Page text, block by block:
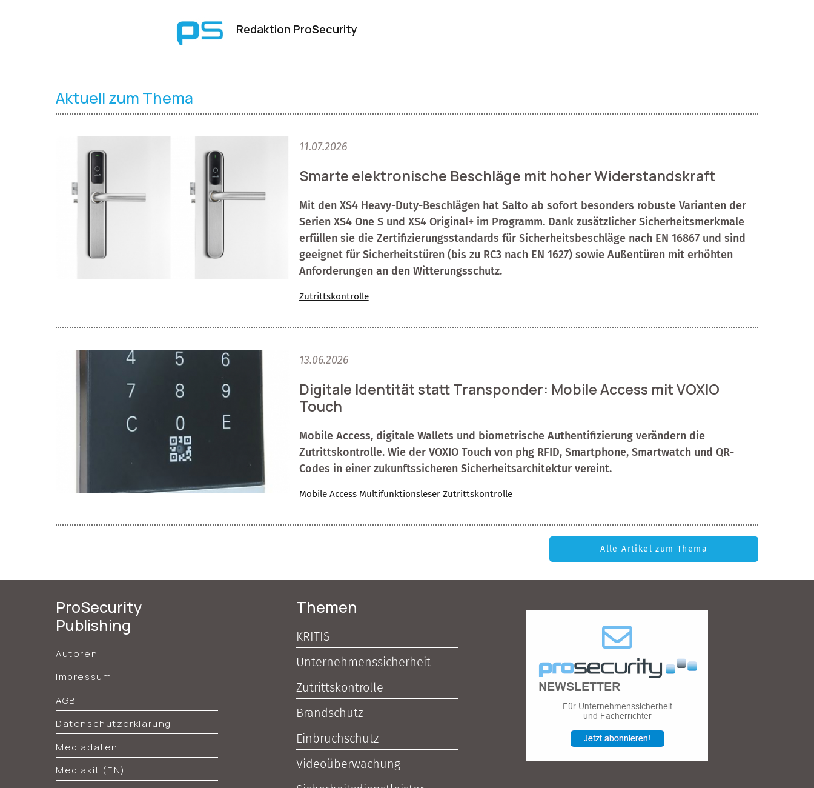
Redaktion ProSecurity
Aktuell zum Thema
11.07.2026
Smarte elektronische Beschläge mit hoher Widerstandskraft
Mit den XS4 Heavy-Duty-Beschlägen hat Salto ab sofort besonders robuste Varianten der
Serien XS4 One S und XS4 Original+ im Programm. Dank zusätzlicher Sicherheitsmerkmale
erfüllen sie die Zertifizierungsstandards für Sicherheitsbeschläge nach EN 16867 und sind
geeignet für Sicherheitstüren (bis zu RC3 nach EN 1627) sowie Außentüren mit erhöhten
Anforderungen an den Witterungsschutz.
Zutrittskontrolle
13.06.2026
Digitale Identität statt Transponder: Mobile Access mit VOXIO
Touch
Mobile Access, digitale Wallets und biometrische Authentifizierung verändern die
Zutrittskontrolle. Wie der VOXIO Touch von phg RFID, Smartphone, Smartwatch und QR-
Codes in einer zukunftssicheren Sicherheitsarchitektur vereint.
Mobile Access Multifunktionsleser Zutrittskontrolle
Alle Artikel zum Thema
ProSecurity
Publishing
Autoren
Impressum
AGB
Datenschutzerklärung
Mediadaten
Mediakit (EN)
Themen
KRITIS
Unternehmenssicherheit
Zutrittskontrolle
Brandschutz
Einbruchschutz
Videoüberwachung